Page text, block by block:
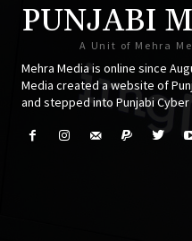
PUNJABI
A Unit of Mehra
Mehra Media is online since
Media created a website of
and stepped into Punjabi Cyber